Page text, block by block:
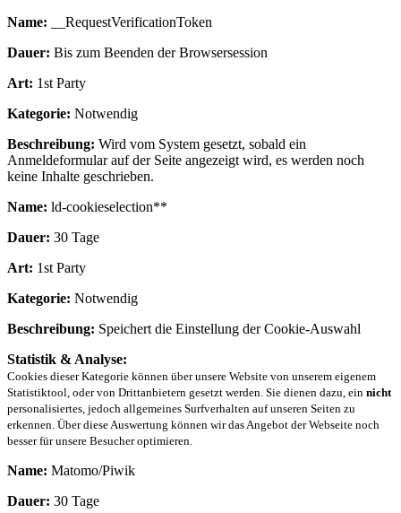
Name: __RequestVerificationToken
Dauer: Bis zum Beenden der Browsersession
Art: 1st Party
Kategorie: Notwendig
Beschreibung: Wird vom System gesetzt, sobald ein
Anmeldeformular auf der Seite angezeigt wird, es werden noch
keine Inhalte geschrieben.
Name: ld-cookieselection**
Dauer: 30 Tage
Art: 1st Party
Kategorie: Notwendig
Beschreibung: Speichert die Einstellung der Cookie-Auswahl
Statistik & Analyse:
Cookies dieser Kategorie können über unsere Website von unserem eigenem
Statistiktool, oder von Drittanbietern gesetzt werden. Sie dienen dazu, ein nicht
personalisiertes, jedoch allgemeines Surfverhalten auf unseren Seiten zu
erkennen. Über diese Auswertung können wir das Angebot der Webseite noch
besser für unsere Besucher optimieren.
Name: Matomo/Piwik
Dauer: 30 Tage